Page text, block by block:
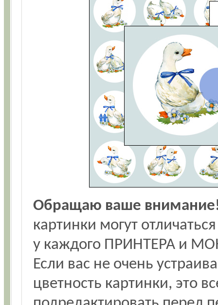
Обращаю ваше
картинки могут
у каждого ПРИНТЕРА и
Если вас не очень
цветность картинки, это